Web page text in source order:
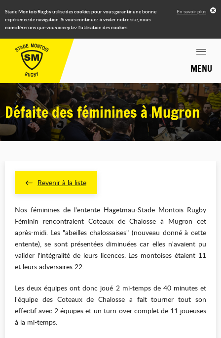
Stade Montois Rugby utilise des cookies pour vous garantir une bonne
expérience de navigation. Si vous continuez à visiter notre site, nous
considérerons que vous acceptez l'utilisation des cookies.
En savoir plus
MENU
Défaite des féminines à Mugron
Revenir à la liste
Nos féminines de l'entente Hagetmau-Stade Montois Rugby
Féminin rencontraient Coteaux de Chalosse à Mugron cet
après-midi. Les "abeilles chalossaises" (nouveau donné à cette
entente), se sont présentées diminuées car elles n'avaient pu
valider l'intégralité de leurs licences. Les montoises étaient 11
et leurs adversaires 22.
Les deux équipes ont donc joué 2 mi-temps de 40 minutes et
l'équipe des Coteaux de Chalosse a fait tourner tout son
effectif avec 2 équipes et un turn-over complet de 11 joueuses
à la mi-temps.